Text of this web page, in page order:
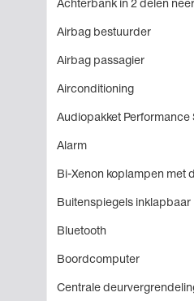
Achterbank in 2 delen
Airbag bestuurder
Airbag passagier
Airconditioning
Audiopakket Performance
Alarm
Bi-Xenon koplampen met
Buitenspiegels inklapbaar
Bluetooth
Boordcomputer
Centrale